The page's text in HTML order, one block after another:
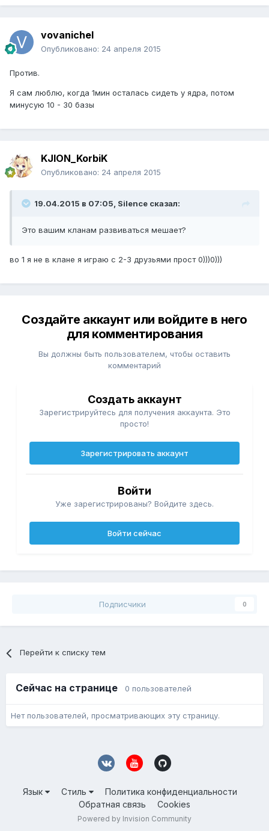
vovanichel
Опубликовано: 24 апреля 2015
Против.
Я сам люблю, когда 1мин осталась сидеть у ядра, потом
минусую 10 - 30 базы
KJION_KorbiK
Опубликовано: 24 апреля 2015
19.04.2015 в 07:05, Silence сказал:
Это вашим кланам развиваться мешает?
во 1 я не в клане я играю с 2-3 друзьями прост 0)))0)))
Создайте аккаунт или войдите в него
для комментирования
Вы должны быть пользователем, чтобы оставить
комментарий
Создать аккаунт
Зарегистрируйтесь для получения аккаунта. Это
просто!
Зарегистрировать аккаунт
Войти
Уже зарегистрированы? Войдите здесь.
Войти сейчас
Подписчики 0
Перейти к списку тем
Сейчас на странице 0 пользователей
Нет пользователей, просматривающих эту страницу.
Язык Стиль
Политика конфиденциальности
Обратная связь
Cookies
Powered by Invision Community